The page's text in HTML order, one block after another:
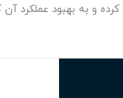
کرده و به بهبود